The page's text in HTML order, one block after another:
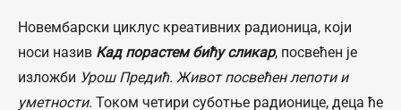
Новембарски циклус креативних радионица, који
носи назив Кад порастем бићу сликар, посвећен је
изложби Урош Предић. Живот посвећен лепоти и
уметности. Током четири суботње радионице, деца ће